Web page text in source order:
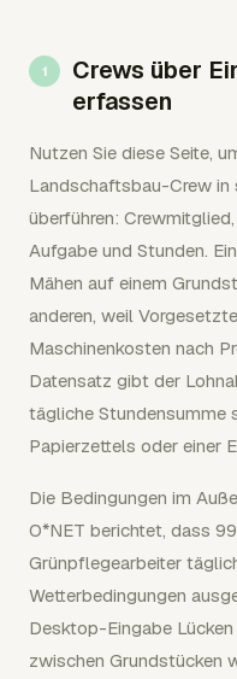
Crews über
erfassen
Nutzen Sie diese Seite,
Landschaftsbau-Crew in
überführen:
Aufgabe und Stunden.
Mähen auf einem
anderen, weil
Maschinenkosten nach
Datensatz gibt der
tägliche Stundensumme
Papierzettels oder einer
Die Bedingungen im
O*NET berichtet, dass
Grünpflegearbeiter
Wetterbedingungen
Desktop-Eingabe
zwischen Grundstücken